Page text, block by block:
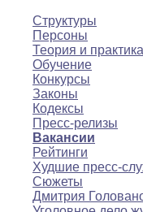
Структуры
Персоны
Теория и практика
Обучение
Конкурсы
Законы
Кодексы
Пресс-релизы
Вакансии
Рейтинги
Худшие пресс-
Сюжеты
Дмитрия